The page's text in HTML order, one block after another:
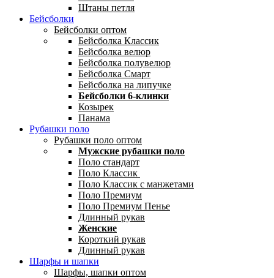
Штаны петля
Бейсболки
Бейсболки оптом
Бейсболка Классик
Бейсболка велюр
Бейсболка полувелюр
Бейсболка Смарт
Бейсболка на липучке
Бейсболки 6-клинки
Козырек
Панама
Рубашки поло
Рубашки поло оптом
Мужские рубашки поло
Поло стандарт
Поло Классик
Поло Классик с манжетами
Поло Премиум
Поло Премиум Пенье
Длинный рукав
Женские
Короткий рукав
Длинный рукав
Шарфы и шапки
Шарфы, шапки оптом